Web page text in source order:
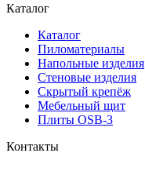
Каталог
Каталог
Пиломатериалы
Напольные изделия
Стеновые изделия
Скрытый крепёж
Мебельный щит
Плиты OSB-3
Контакты